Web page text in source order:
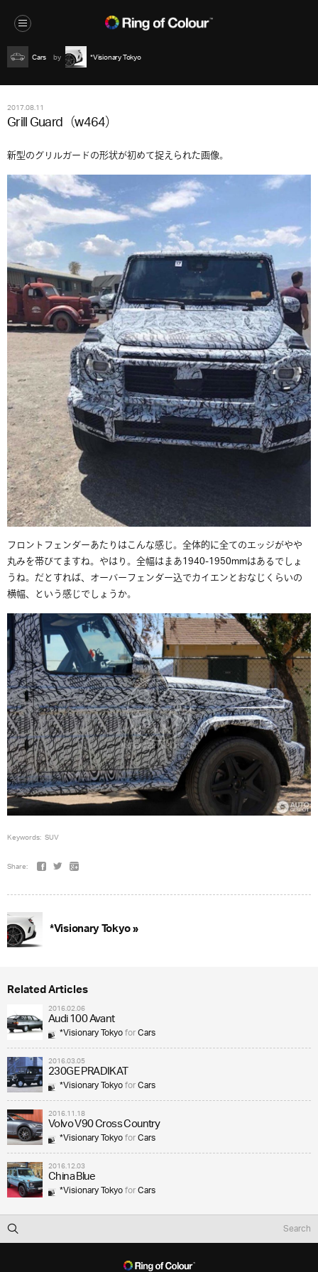
Cars *Visionary Tokyo
2017.08.11
Grill Guard（w464）
新型のグリルガードの形状が初めて捉えられた画像。
フロントフェンダーあたりはこんな感じ。全体的に全てのエッジがやや
丸みを帯びてますね。やはり。全幅はまあ1940-1950mmはあるでしょ
うね。だとすれば、オーバーフェンダー込でカイエンとおなじくらいの
横幅、という感じでしょうか。
Keywords: SUV
Share:
*Visionary Tokyo »
Related Articles
2016.02.06
Audi 100 Avant
*Visionary TokyoforCars
2016.03.05
230GE PRADIKAT
*Visionary TokyoforCars
2016.11.18
Volvo V90 Cross Country
*Visionary TokyoforCars
2016.12.03
China Blue
*Visionary TokyoforCars